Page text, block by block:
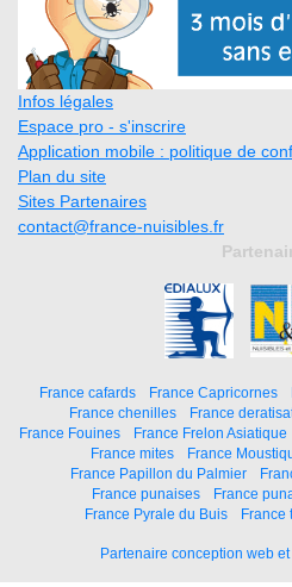
Infos légales
Espace pro - s'inscrire
Application mobile : politique de
Plan du site
Sites Partenaires
contact@france-nuisibles.fr
France cafards France Capricornes
France chenilles
France
France Fouines
France Frelon Asiatique
France mites
France
France Papillon du Palmier
France punaises
France
France Pyrale du Buis
France
Partenaire conception web